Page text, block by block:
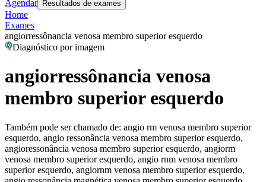
Agendar Resultados de exames
Home
Exames
angiorressônancia venosa membro superior esquerdo
Diagnóstico por imagem
angiorressônancia venosa
membro superior esquerdo
Também pode ser chamado de: angio rm venosa membro superior
esquerdo, angio ressonância venosa membro superior esquerdo,
angioressonância venosa membro superior esquerdo, angiorm
venosa membro superior esquerdo, angio rnm venosa membro
superior esquerdo, angiornm venosa membro superior esquerdo,